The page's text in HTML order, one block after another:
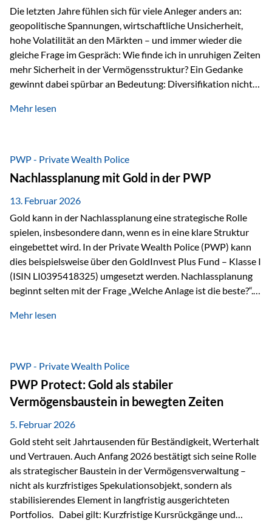
Die letzten Jahre fühlen sich für viele Anleger anders an:
geopolitische Spannungen, wirtschaftliche Unsicherheit,
hohe Volatilität an den Märkten – und immer wieder die
gleiche Frage im Gespräch: Wie finde ich in unruhigen Zeiten
mehr Sicherheit in der Vermögensstruktur? Ein Gedanke
gewinnt dabei spürbar an Bedeutung: Diversifikation nicht
Wer Vermögen ausschließlich in einem Rechtsraum
Liechtenstein eine Rolle spielen: außerhalb der EU, ohne
Euro, mit einem eigenständigen Rechts- und Finanzplatz.
Und genau an dieser Stelle setzt der 3-Zellenschutz an –…
Mehr lesen
PWP - Private Wealth Police
Nachlassplanung mit Gold in der PWP
13. Februar 2026
Gold kann in der Nachlassplanung eine strategische Rolle
spielen, insbesondere dann, wenn es in eine klare Struktur
eingebettet wird. In der Private Wealth Police (PWP) kann
dies beispielsweise über den GoldInvest Plus Fund – Klasse I
(ISIN LI0395418325) umgesetzt werden. Nachlassplanung
beginnt selten mit der Frage „Welche Anlage ist die beste?“.
was bekommen – wann – und in welcher Struktur?Und vor
bei größeren Vermögen ist das entscheidend.
Mehr lesen
PWP - Private Wealth Police
PWP Protect: Gold als stabiler
Vermögensbaustein in bewegten Zeiten
5. Februar 2026
Gold steht seit Jahrtausenden für Beständigkeit, Werterhalt
und Vertrauen. Auch Anfang 2026 bestätigt sich seine Rolle
als strategischer Baustein in der Vermögensverwaltung –
nicht als kurzfristiges Spekulationsobjekt, sondern als
stabilisierendes Element in langfristig ausgerichteten
Portfolios. Dabei gilt: Kurzfristige Kursrückgänge und